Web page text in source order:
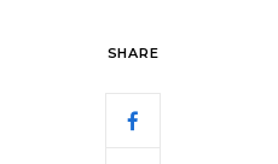
SHARE